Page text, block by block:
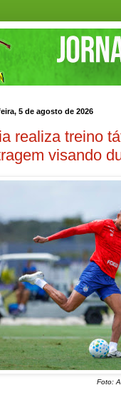
5 de agosto de 2026
realiza treino
visando
Foto: